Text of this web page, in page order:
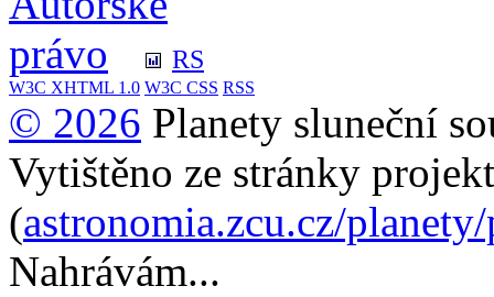
RS
W3C XHTML 1.0 W3C CSS RSS
© 2026 Planety sluneční
Vytištěno ze stránky
(astronomia.zcu.cz/
Nahrávám...